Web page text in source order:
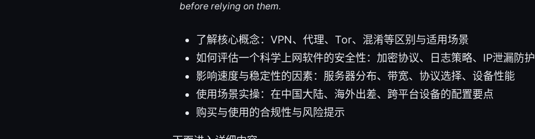
before relying on them.
了解核心概念：VPN、代理、Tor、混淆等区别与适用场景
如何评估一个科学上网软件的安全性：加密协议、日志策略、IP泄漏防护
影响速度与稳定性的因素：服务器分布、带宽、协议选择、设备性能
使用场景实操：在中国大陆、海外出差、跨平台设备的配置要点
购买与使用的合规性与风险提示